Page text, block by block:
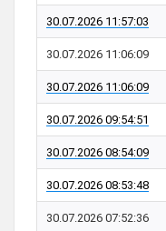
30.07.2026 11:57:03
30.07.2026 11:06:09
30.07.2026 11:06:09
30.07.2026 09:54:51
30.07.2026 08:54:09
30.07.2026 08:53:48
30.07.2026 07:52:36